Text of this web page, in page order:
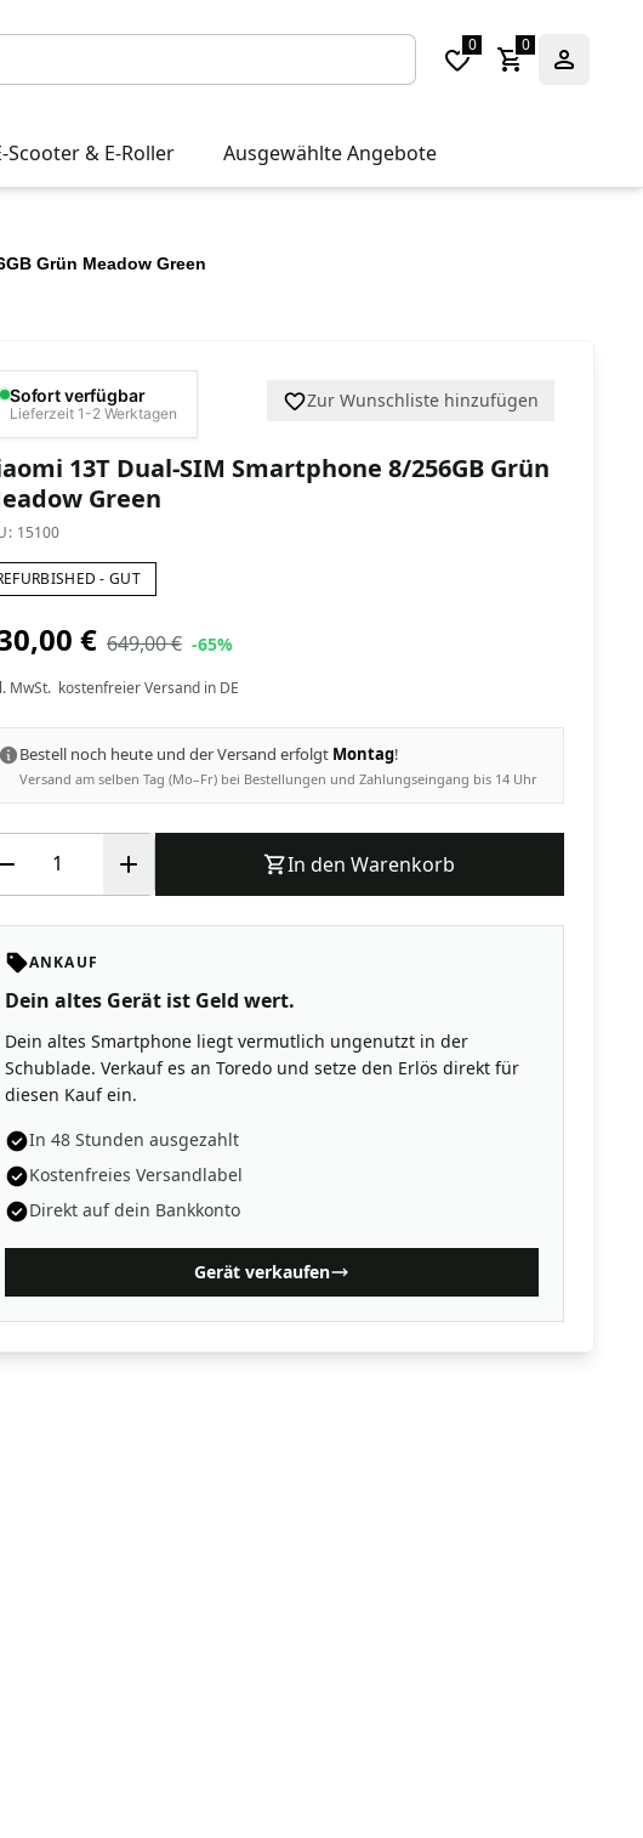
0 0
Scooter & E-Roller Ausgewählte Angebote
Grün Meadow Green
Sofort verfügbar
Lieferzeit 1-2 Werktagen
Zur Wunschliste hinzufügen
13T Dual-SIM Smartphone 8/256GB Grün
Green
15100
- GUT
€ 649,00 € -65%
MwSt. kostenfreier Versand in DE
Bestell noch heute und der Versand erfolgt Montag!
Versand am selben Tag (Mo–Fr) bei Bestellungen und Zahlungseingang bis 14 Uhr
In den Warenkorb
ANKAUF
Dein altes Gerät ist Geld wert.
Dein altes Smartphone liegt vermutlich ungenutzt in der
Schublade. Verkauf es an Toredo und setze den Erlös direkt für
diesen Kauf ein.
In 48 Stunden ausgezahlt
Kostenfreies Versandlabel
Direkt auf dein Bankkonto
Gerät verkaufen